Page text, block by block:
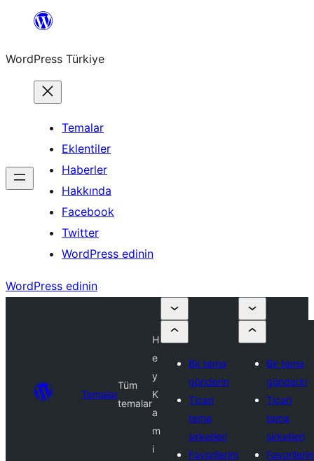
İçeriğe
WordPress Türkiye
Temalar
Eklentiler
Haberler
Hakkında
Facebook
Twitter
WordPress edinin
WordPress edinin
Temalar
Tüm
temalar
H
e
y
K
a
m
i
Bir tema
gönderin
Ticari
tema
şirketleri
Favorilerim
Bir tema
gönderin
Ticari
tema
şirketleri